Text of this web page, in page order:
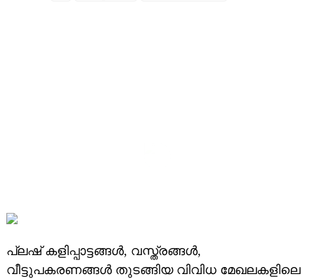
പ്ലഷ് കളിപ്പാട്ടങ്ങൾ, വസ്ത്രങ്ങൾ,
വീട്ടുപകരണങ്ങൾ തുടങ്ങിയ വിവിധ മേഖലകളിലെ